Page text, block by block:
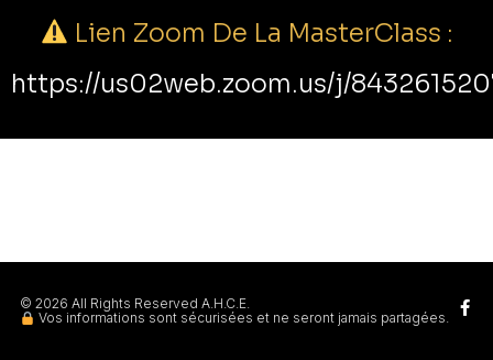
Lien Zoom De La MasterClass :
https://us02web.zoom.us/j/
© 2026 All Rights Reserved A.H.C.E.
Vos informations sont sécurisées et ne seront jamais partagées.